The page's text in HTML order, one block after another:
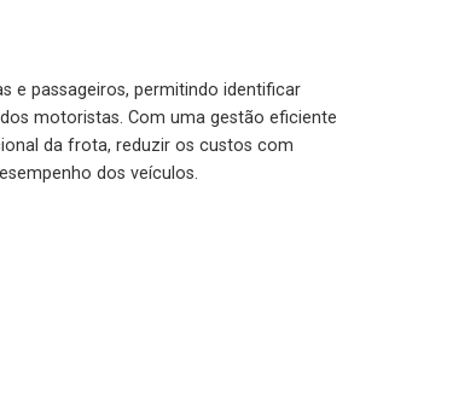
passageiros, permitindo identificar
motoristas. Com uma gestão eficiente
da frota, reduzir os custos com
dos veículos.